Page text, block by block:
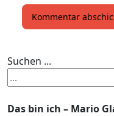
Suchen ...
Das bin ich – Mario